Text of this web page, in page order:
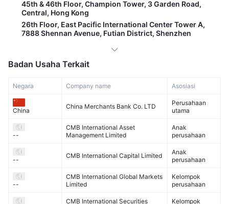
45th & 46th Floor, Champion Tower, 3 Garden Road,
Central, Hong Kong
26th Floor, East Pacific International Center Tower A,
7888 Shennan Avenue, Futian District, Shenzhen
Badan Usaha Terkait
Negara Company name Asosiasi
China
China Merchants Bank Co. LTD
Perusahaan
utama
--
CMB International Asset
Management Limited
Anak
perusahaan
--
CMB International Capital Limited
Anak
perusahaan
--
CMB International Global Markets
Limited
Kelompok
perusahaan
CMB International Securities
Kelompok